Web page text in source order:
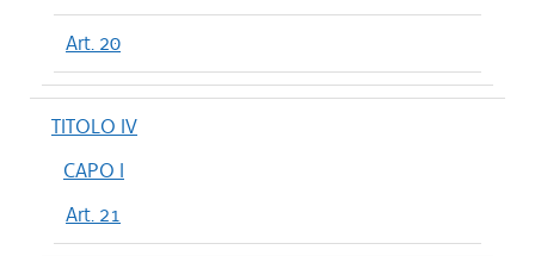
Art. 20
TITOLO IV
CAPO I
Art. 21